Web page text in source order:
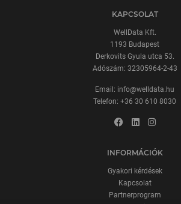
KAPCSOLAT
WellData Kft.
1193 Budapest
Derkovits Gyula utca 53.
Adószám: 32305964-2-43
Email: info@welldata.hu
Telefon: +36 30 610 8030
INFORMÁCIÓK
Gyakori kérdések
Kapcsolat
Partnerprogram